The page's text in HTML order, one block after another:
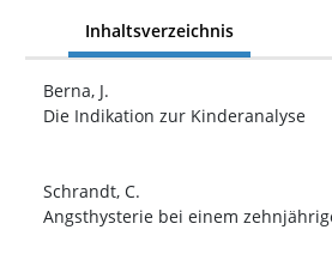
Inhaltsverzeichnis
Berna, J.
Die Indikation zur Kinderanalyse
Schrandt, C.
Angsthysterie bei einem